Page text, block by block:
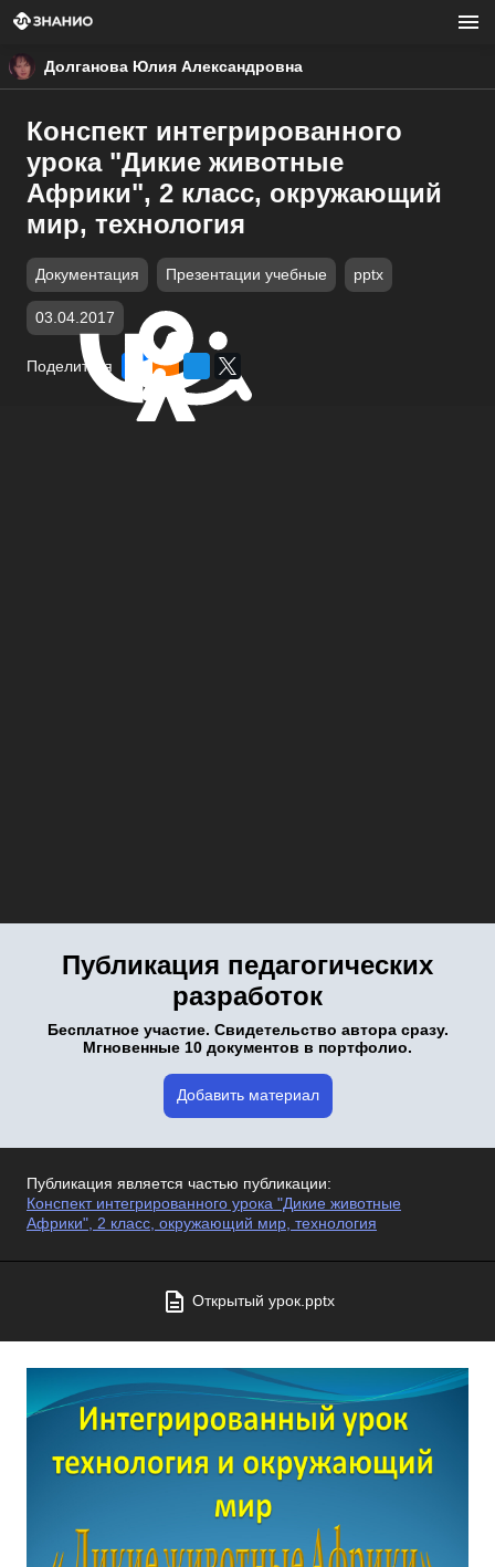
Долганова Юлия Александровна
Конспект интегрированного
урока "Дикие животные
Африки", 2 класс, окружающий
мир, технология
Документация Презентации учебные pptx
03.04.2017
Поделиться
Публикация педагогических
разработок
Бесплатное участие. Свидетельство автора сразу.
Мгновенные 10 документов в портфолио.
Добавить материал
Публикация является частью публикации:
Конспект интегрированного урока "Дикие животные
Африки", 2 класс, окружающий мир, технология
Открытый урок.pptx